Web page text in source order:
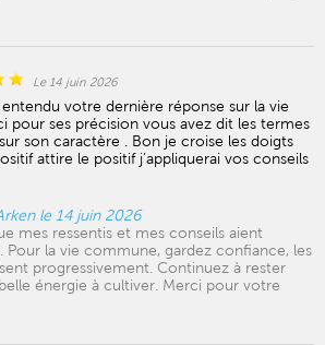
Le 14 juin 2026
entendu votre dernière réponse sur la vie
pour ses précision vous avez dit les termes
son caractère . Bon je croise les doigts
attire le positif j’appliquerai vos conseils
le 14 juin 2026
mes ressentis et mes conseils aient
Pour la vie commune, gardez confiance, les
progressivement. Continuez à rester
énergie à cultiver. Merci pour votre